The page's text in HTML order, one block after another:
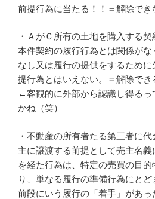
前提行為に当たる！！＝解除でき
・ＡがＣ所有の土地を購入する契
本件契約の履行行為とは関係が
なし又は履行の提供をするため
提行為とはいえない。＝解除でき
←客観的に外部から認識し得るっ
かね（笑）
・不動産の所有者たる第三者に
主に譲渡する前提として売主名
を経た行為は、特定の売買の目
り、単なる履行の準備行為にと
前段にいう履行の「着手」があ